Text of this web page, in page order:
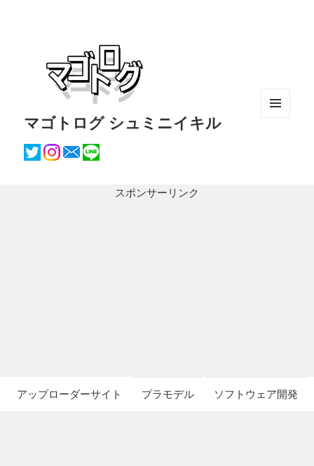
マゴトログ シュミニイキル
スポンサーリンク
アップローダーサイト プラモデル ソフトウェア開発